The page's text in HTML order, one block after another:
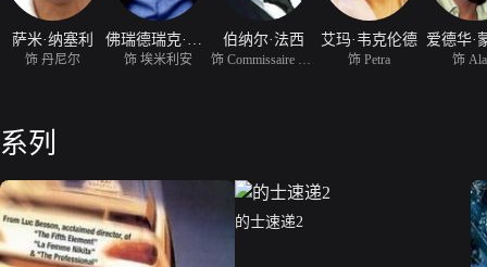
萨米·纳塞利
饰 丹尼尔 饰 埃米利安
伯纳尔·法西 艾玛·韦克伦德
饰 Petra
爱德华·
饰
系列
的士速递2